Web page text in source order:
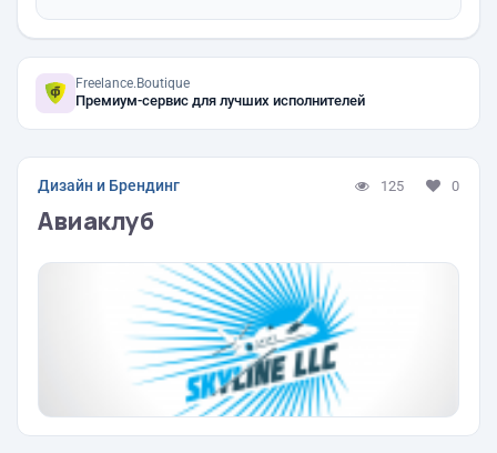
Freelance.Boutique
Премиум-сервис для лучших исполнителей
Дизайн и Брендинг 125 0
Авиаклуб